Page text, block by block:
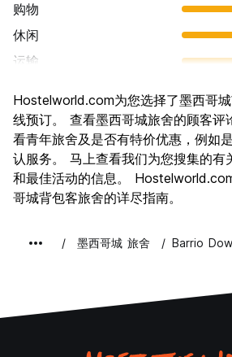
购物
休闲
运输
文化
夜生活
物有所值
Hostelworld.com为您选择了墨西哥
线预订。 查看墨西哥城旅舍的顾客评
看青年旅舍及是否有特价优惠，例如
认服务。 马上查看我们为您搜集的有
和最佳活动的信息。
哥城背包客旅舍的详尽指南。
墨西哥城 旅舍 Barrio